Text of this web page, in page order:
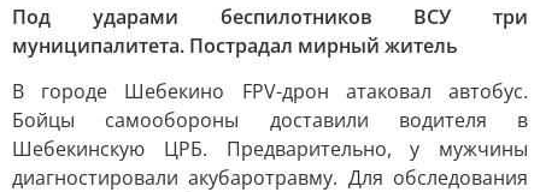
Под ударами беспилотников ВСУ три
муниципалитета. Пострадал мирный житель
В городе Шебекино FPV-дрон атаковал автобус.
Бойцы самообороны доставили водителя в
Шебекинскую ЦРБ. Предварительно, у мужчины
диагностировали акубаротравму. Для обследования